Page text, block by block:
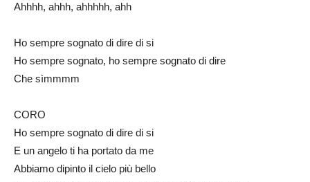
Ahhhh, ahhh, ahhhhh, ahh
Ho sempre sognato di dire di si
Ho sempre sognato, ho sempre sognato di dire
Che sìmmmm
CORO
Ho sempre sognato di dire di si
E un angelo ti ha portato da me
Abbiamo dipinto il cielo più bello